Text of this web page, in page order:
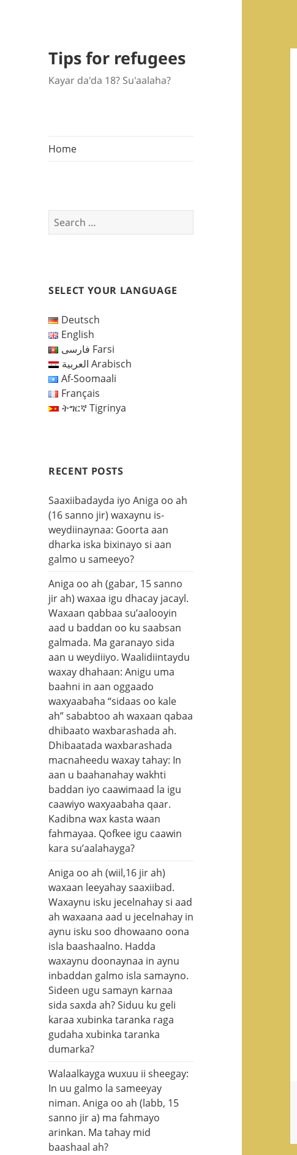
Tips for refugees
Kayar da'da 18? Su'aalaha?
Home
Search
for:
SELECT YOUR LANGUAGE
Deutsch
English
فارسی Farsi
العربية Arabisch
Af-Soomaali
Français
ትግርኛ Tigrinya
RECENT POSTS
Saaxiibadayda iyo Aniga oo ah
(16 sanno jir) waxaynu is-
weydiinaynaa: Goorta aan
dharka iska bixinayo si aan
galmo u sameeyo?
Aniga oo ah (gabar, 15 sanno
jir ah) waxaa igu dhacay jacayl.
Waxaan qabbaa su’aalooyin
aad u baddan oo ku saabsan
galmada. Ma garanayo sida
aan u weydiiyo. Waalidiintaydu
waxay dhahaan: Anigu uma
baahni in aan oggaado
waxyaabaha “sidaas oo kale
ah” sababtoo ah waxaan qabaa
dhibaato waxbarashada ah.
Dhibaatada waxbarashada
macnaheedu waxay tahay: In
aan u baahanahay wakhti
baddan iyo caawimaad la igu
caawiyo waxyaabaha qaar.
Kadibna wax kasta waan
fahmayaa. Qofkee igu caawin
kara su’aalahayga?
Aniga oo ah (wiil,16 jir ah)
waxaan leeyahay saaxiibad.
Waxaynu isku jecelnahay si aad
ah waxaana aad u jecelnahay in
aynu isku soo dhowaano oona
isla baashaalno. Hadda
waxaynu doonaynaa in aynu
inbaddan galmo isla samayno.
Sideen ugu samayn karnaa
sida saxda ah? Siduu ku geli
karaa xubinka taranka raga
gudaha xubinka taranka
dumarka?
Walaalkayga wuxuu ii sheegay:
In uu galmo la sameeyay
niman. Aniga oo ah (labb, 15
sanno jir a) ma fahmayo
arinkan. Ma tahay mid
baashaal ah?